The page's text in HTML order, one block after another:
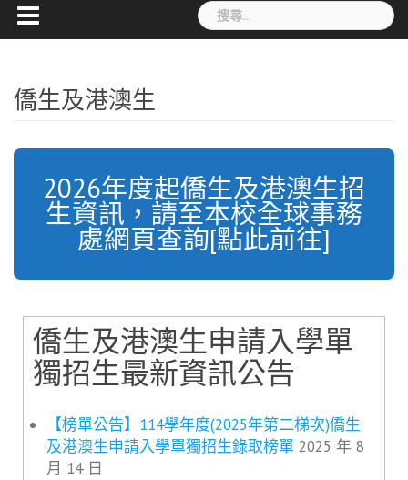
搜
尋
僑生及港澳生
2026年度起僑生及港澳生招
生資訊，請至本校全球事務
處網頁查詢[點此前往]
僑生及港澳生申請入學單
獨招生最新資訊公告
【榜單公告】114學年度(2025年第二梯次)僑生
及港澳生申請入學單獨招生錄取榜單 2025 年 8
月 14 日